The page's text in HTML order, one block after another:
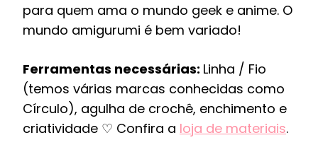
para quem ama o mundo geek e anime. O
mundo amigurumi é bem variado!
Ferramentas necessárias: Linha / Fio
(temos várias marcas conhecidas como
Círculo), agulha de crochê, enchimento e
criatividade ♡ Confira a loja de materiais.